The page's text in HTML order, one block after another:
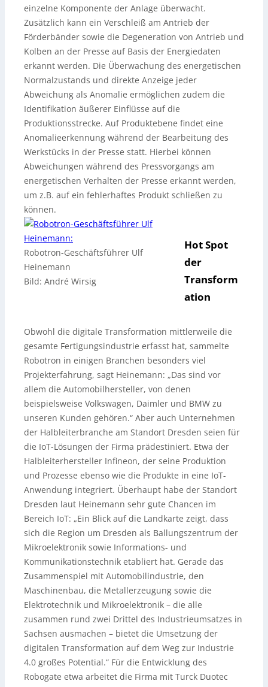
einzelne Komponente der Anlage überwacht.
Zusätzlich kann ein Verschleiß am Antrieb der
Förderbänder sowie die Degeneration von Antrieb und
Kolben an der Presse auf Basis der Energiedaten
erkannt werden. Die Überwachung des energetischen
Normalzustands und direkte Anzeige jeder
Abweichung als Anomalie ermöglichen zudem die
Identifikation äußerer Einflüsse auf die
Produktionsstrecke. Auf Produktebene findet eine
Anomalieerkennung während der Bearbeitung des
Werkstücks in der Presse statt. Hierbei können
Abweichungen während des Pressvorgangs am
energetischen Verhalten der Presse erkannt werden,
um z.B. auf ein fehlerhaftes Produkt schließen zu
können.
Robotron-Geschäftsführer Ulf
Heinemann
Bild: André Wirsig
Hot Spot
der
Transform
ation
Obwohl die digitale Transformation mittlerweile die
gesamte Fertigungsindustrie erfasst hat, sammelte
Robotron in einigen Branchen besonders viel
Projekterfahrung, sagt Heinemann: „Das sind vor
allem die Automobilhersteller, von denen
beispielsweise Volkswagen, Daimler und BMW zu
unseren Kunden gehören.“ Aber auch Unternehmen
der Halbleiterbranche am Standort Dresden seien für
die IoT-Lösungen der Firma prädestiniert. Etwa der
Halbleiterhersteller Infineon, der seine Produktion
und Prozesse ebenso wie die Produkte in eine IoT-
Anwendung integriert. Überhaupt habe der Standort
Dresden laut Heinemann sehr gute Chancen im
Bereich IoT: „Ein Blick auf die Landkarte zeigt, dass
sich die Region um Dresden als Ballungszentrum der
Mikroelektronik sowie Informations- und
Kommunikationstechnik etabliert hat. Gerade das
Zusammenspiel mit Automobilindustrie, den
Maschinenbau, die Metallerzeugung sowie die
Elektrotechnik und Mikroelektronik – die alle
zusammen rund zwei Drittel des Industrieumsatzes in
Sachsen ausmachen – bietet die Umsetzung der
digitalen Transformation auf dem Weg zur Industrie
4.0 großes Potential.“ Für die Entwicklung des
Robogate etwa arbeitet die Firma mit Turck Duotec